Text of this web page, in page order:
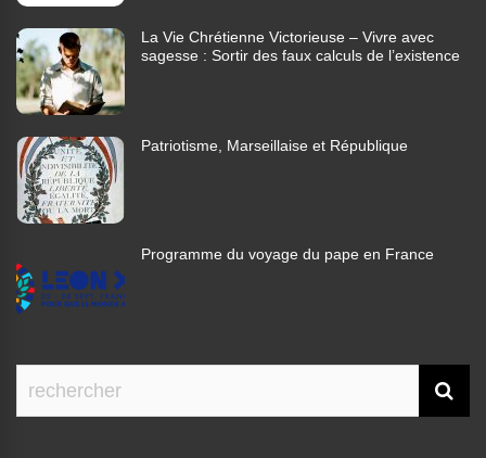
La Vie Chrétienne Victorieuse – Vivre avec
sagesse : Sortir des faux calculs de l’existence
Patriotisme, Marseillaise et République
Programme du voyage du pape en France